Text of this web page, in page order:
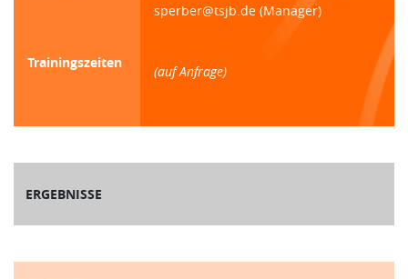
sperber@tsjb.de (Manager)
Trainingszeiten
(auf Anfrage)
ERGEBNISSE